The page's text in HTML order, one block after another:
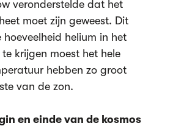
veronderstelde dat het
moet zijn geweest. Dit
hoeveelheid helium in het
krijgen moest het hele
hebben zo groot
van de zon.
en einde van de kosmos